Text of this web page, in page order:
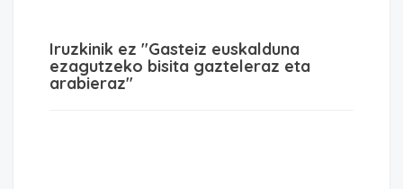
Iruzkinik ez "Gasteiz euskalduna
ezagutzeko bisita gazteleraz eta
arabieraz"